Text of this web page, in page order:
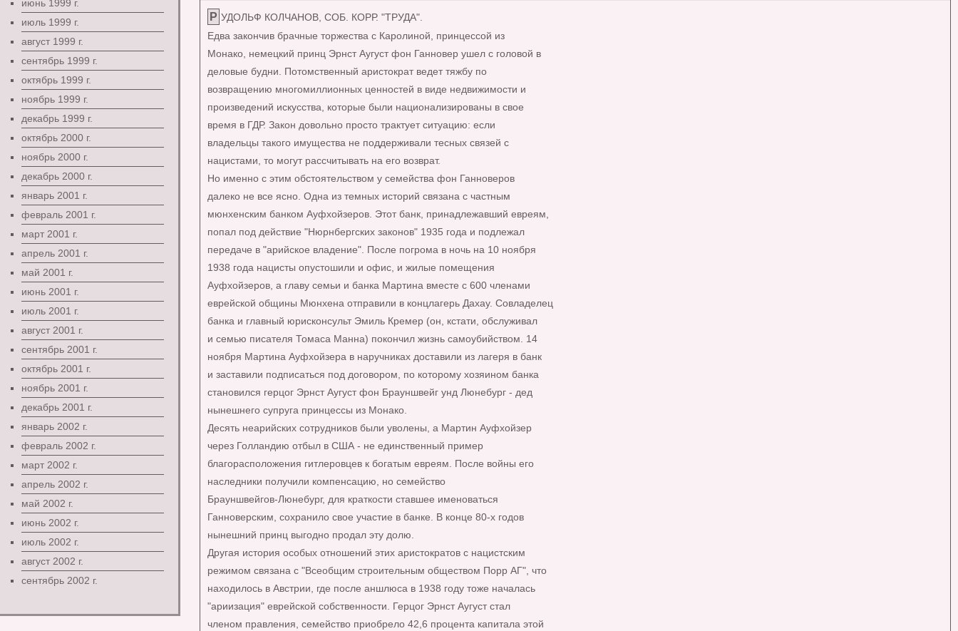
июнь 1999 г.
июль 1999 г.
август 1999 г.
сентябрь 1999 г.
октябрь 1999 г.
ноябрь 1999 г.
декабрь 1999 г.
октябрь 2000 г.
ноябрь 2000 г.
декабрь 2000 г.
январь 2001 г.
февраль 2001 г.
март 2001 г.
апрель 2001 г.
май 2001 г.
июнь 2001 г.
июль 2001 г.
август 2001 г.
сентябрь 2001 г.
октябрь 2001 г.
ноябрь 2001 г.
декабрь 2001 г.
январь 2002 г.
февраль 2002 г.
март 2002 г.
апрель 2002 г.
май 2002 г.
июнь 2002 г.
июль 2002 г.
август 2002 г.
сентябрь 2002 г.
РУДОЛЬФ КОЛЧАНОВ, СОБ. КОРР. "ТРУДА".
Едва закончив брачные торжества с Каролиной, принцессой из
Монако, немецкий принц Эрнст Аугуст фон Ганновер ушел с головой в
деловые будни. Потомственный аристократ ведет тяжбу по
возвращению многомиллионных ценностей в виде недвижимости и
произведений искусства, которые были национализированы в свое
время в ГДР. Закон довольно просто трактует ситуацию: если
владельцы такого имущества не поддерживали тесных связей с
нацистами, то могут рассчитывать на его возврат.
Но именно с этим обстоятельством у семейства фон Ганноверов
далеко не все ясно. Одна из темных историй связана с частным
мюнхенским банком Ауфхойзеров. Этот банк, принадлежавший евреям,
попал под действие "Нюрнбергских законов" 1935 года и подлежал
передаче в "арийское владение". После погрома в ночь на 10 ноября
1938 года нацисты опустошили и офис, и жилые помещения
Ауфхойзеров, а главу семьи и банка Мартина вместе с 600 членами
еврейской общины Мюнхена отправили в концлагерь Дахау. Совладелец
банка и главный юрисконсульт Эмиль Кремер (он, кстати, обслуживал
и семью писателя Томаса Манна) покончил жизнь самоубийством. 14
ноября Мартина Ауфхойзера в наручниках доставили из лагеря в банк
и заставили подписаться под договором, по которому хозяином банка
становился герцог Эрнст Аугуст фон Брауншвейг унд Люнебург - дед
нынешнего супруга принцессы из Монако.
Десять неарийских сотрудников были уволены, а Мартин Ауфхойзер
через Голландию отбыл в США - не единственный пример
благорасположения гитлеровцев к богатым евреям. После войны его
наследники получили компенсацию, но семейство
Брауншвейгов-Люнебург, для краткости ставшее именоваться
Ганноверским, сохранило свое участие в банке. В конце 80-х годов
нынешний принц выгодно продал эту долю.
Другая история особых отношений этих аристократов с нацистским
режимом связана с "Всеобщим строительным обществом Порр АГ", что
находилось в Австрии, где после аншлюса в 1938 году тоже началась
"ариизация" еврейской собственности. Герцог Эрнст Аугуст стал
членом правления, семейство приобрело 42,6 процента капитала этой